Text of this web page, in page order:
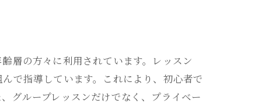
層の方々に利用されています。レッスン
で指導しています。これにより、初心者で
グループレッスンだけでなく、プライベー